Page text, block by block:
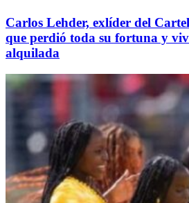
Carlos Lehder, exlíder del
que perdió toda su fortuna y
alquilada